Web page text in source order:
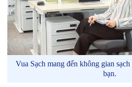
Vua Sạch mang đến không gian
bạn.